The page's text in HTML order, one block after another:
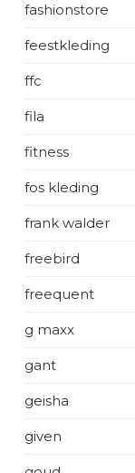
fashionstore
feestkleding
ffc
fila
fitness
fos kleding
frank walder
freebird
freequent
g maxx
gant
geisha
given